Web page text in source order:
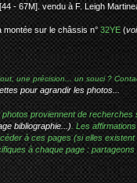
- 67M]. vendu à F. Leigh
sur le châssis n°32YE (
une précision... un souci ?
pour agrandir les photos...
proviennent de
bibliographie...). Les
à ces pages (si elles
à chaque page : partageons